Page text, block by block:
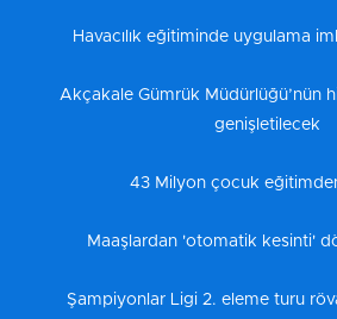
Havacılık eğitiminde uygulama
Akçakale Gümrük Müdürlüğü’nün
genişletilecek
43 Milyon çocuk
Maaşlardan 'otomatik kesinti'
Şampiyonlar Ligi 2. eleme turu